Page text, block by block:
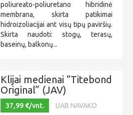
poliureato-poliuretano hibridinė
membrana, skirta patikimai
hidroizoliacijai ant visų tipų paviršių.
Skirta naudoti: stogų, terasų,
baseinų, balkonų...
Klijai medienai “Titebond
Original” (JAV)
37,99 €/vnt. UAB NAVAKO